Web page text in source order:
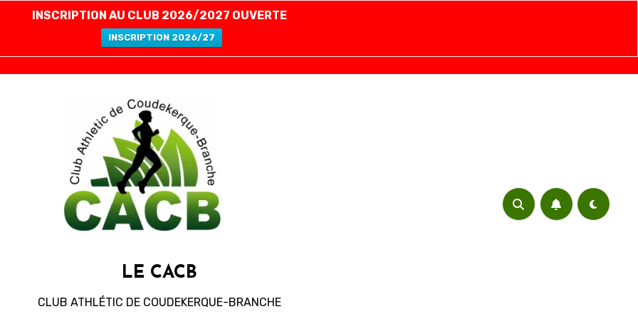
INSCRIPTION AU CLUB 2026/2027 OUVERTE
INSCRIPTION 2026/27
LE CACB
CLUB ATHLÉTIC DE COUDEKERQUE-BRANCHE